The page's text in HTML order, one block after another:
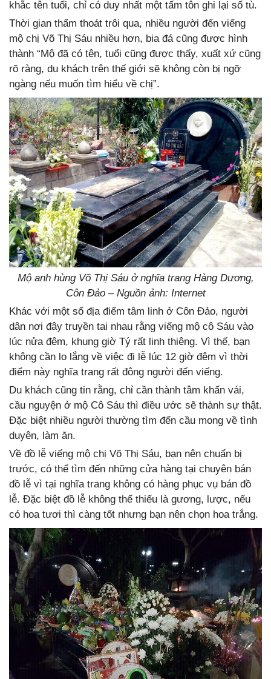
khắc tên tuổi, chỉ có duy nhất một tấm tôn ghi lại số tù.
Thời gian thấm thoát trôi qua, nhiều người đến viếng
mộ chị Võ Thị Sáu nhiều hơn, bia đá cũng được hình
thành “Mộ đã có tên, tuổi cũng được thấy, xuất xứ cũng
rõ ràng, du khách trên thế giới sẽ không còn bị ngỡ
ngàng nếu muốn tìm hiểu về chị”.
Mộ anh hùng Võ Thị Sáu ở nghĩa trang Hàng Dương,
Côn Đảo – Nguồn ảnh: Internet
Khác với một số địa điểm tâm linh ở Côn Đảo, người
dân nơi đây truyền tai nhau rằng viếng mộ cô Sáu vào
lúc nửa đêm, khung giờ Tý rất linh thiêng. Vì thế, bạn
không cần lo lắng về việc đi lễ lúc 12 giờ đêm vì thời
điểm này nghĩa trang rất đông người đến viếng.
Du khách cũng tin rằng, chỉ cần thành tâm khấn vái,
cầu nguyện ở mộ Cô Sáu thì điều ước sẽ thành sự thật.
Đặc biệt nhiều người thường tìm đến cầu mong về tình
duyên, làm ăn.
Về đồ lễ viếng mộ chị Võ Thị Sáu, bạn nên chuẩn bị
trước, có thể tìm đến những cửa hàng tại chuyên bán
đồ lễ vì tại nghĩa trang không có hàng phục vụ bán đồ
lễ. Đặc biệt đồ lễ không thể thiếu là gương, lược, nếu
có hoa tươi thì càng tốt nhưng bạn nên chọn hoa trắng.